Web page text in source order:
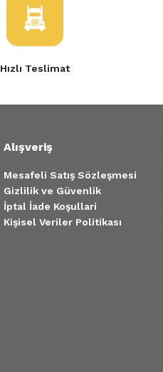
Hızlı Teslimat
Alışveriş
Mesafeli Satış Sözleşmesi
Gizlilik ve Güvenlik
İptal İade Koşullari
Kişisel Veriler Politikası